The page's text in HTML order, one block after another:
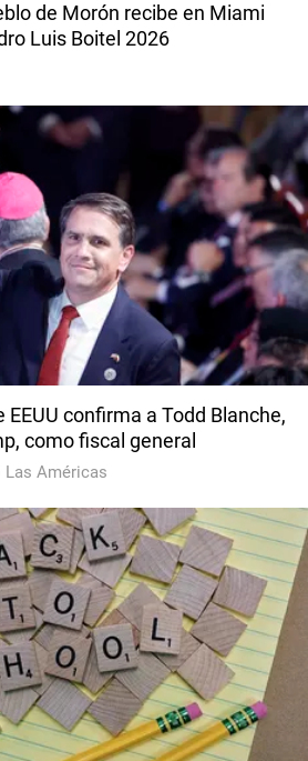
de Morón recibe en Miami
Luis Boitel 2026
EEUU confirma a Todd Blanche,
como fiscal general
Las Américas